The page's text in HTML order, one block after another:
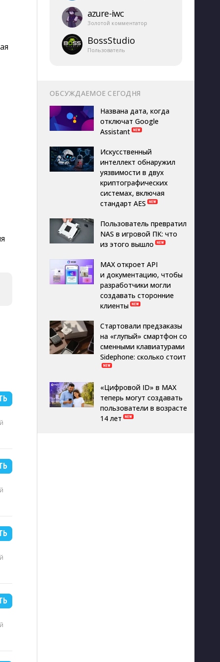
azure-​iwc
Золотой комментатор
BossStudio
Пользователь
ОБСУЖДАЕМОЕ СЕГОДНЯ
Названа дата, когда
отключат Google
Assistant
Искусственный
интеллект обнаружил
уязвимости в двух
криптографических
системах, включая
стандарт AES
Пользователь превратил
NAS в игровой ПК: что
из этого вышло
MAX откроет API
и документацию, чтобы
разработчики могли
создавать сторонние
клиенты
Стартовали предзаказы
на «глупый» смартфон со
сменными клавиатурами
Sidephone: сколько стоит
«Цифровой ID» в MAX
теперь могут создавать
пользователи в возрасте
14 лет